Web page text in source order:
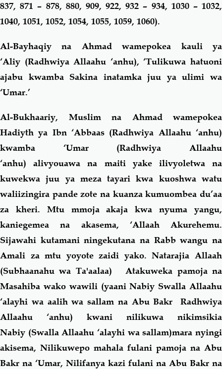
837, 871 – 878, 880, 909, 922, 932 – 934, 1030 – 1032,
1040, 1051, 1052, 1054, 1055, 1059, 1060).
Al-Bayhaqiy na Ahmad wamepokea kauli ya
‘Aliy (Radhwiya Allaahu ‘anhu), ‘Tulikuwa hatuoni
ajabu kwamba Sakina inatamka juu ya ulimi wa
‘Umar.’
Al-Bukhaariy, Muslim na Ahmad wamepokea
Hadiyth ya Ibn ‘Abbaas (Radhwiya Allaahu ‘anhu)
kwamba ‘Umar (Radhwiya Allaahu
‘anhu)
alivyouawa na maiti yake ilivyoletwa na
kuwekwa juu ya meza tayari kwa kuoshwa watu
waliizingira pande zote na kuanza kumuombea du’aa
za kheri. Mtu mmoja akaja kwa nyuma yangu,
kaniegemea na akasema, ‘Allaah Akurehemu.
Sijawahi kutamani ningekutana na Rabb wangu na
Amali za mtu yoyote zaidi yako. Natarajia Allaah
(Subhaanahu wa Ta'aalaa)
Atakuweka pamoja na
Masahiba wako wawili (yaani Nabiy Swalla Allaahu
‘alayhi wa aalih wa sallam na Abu Bakr Radhwiya
Allaahu ‘anhu) kwani nilikuwa nikimsikia
Nabiy (Swalla Allaahu ‘alayhi wa sallam)mara nyingi
akisema, Nilikuwepo mahala fulani pamoja na Abu
Bakr na ‘Umar, Nilifanya kazi fulani na Abu Bakr na